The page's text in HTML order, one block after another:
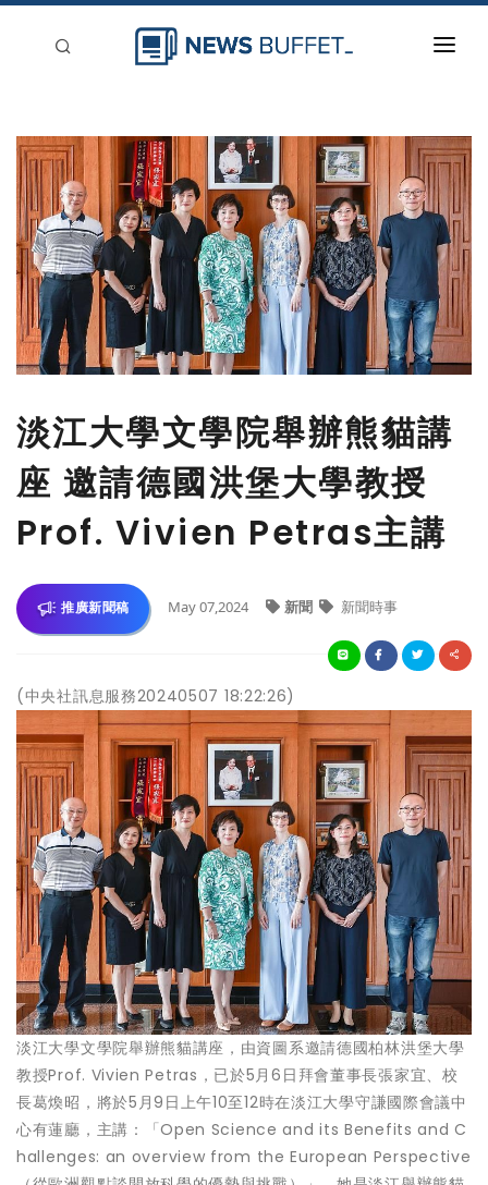
新聞稿分類
登入
刊登
淡江大學文學院舉辦熊貓講
座 邀請德國洪堡大學教授
Prof. Vivien Petras主講
推廣新聞稿 May 07,2024 新聞 新聞時事
(中央社訊息服務20240507 18:22:26)
淡江大學文學院舉辦熊貓講座，由資圖系邀請德國柏林洪堡大學
教授Prof. Vivien Petras，已於5月6日拜會董事長張家宜、校
長葛煥昭，將於5月9日上午10至12時在淡江大學守謙國際會議中
心有蓮廳，主講：「Open Science and its Benefits and C
hallenges: an overview from the European Perspective